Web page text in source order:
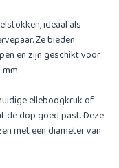
ideaal als
Ze bieden
en zijn geschikt voor
elleboogkruk of
de dop goed past. Deze
met een diameter van